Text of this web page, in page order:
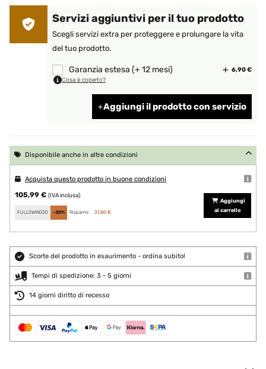
Servizi aggiuntivi per il tuo prodotto
Scegli servizi extra per proteggere e prolungare la vita
del tuo prodotto.
Garanzia estesa (+ 12 mesi) 6,90 €
Cosa è coperto?
Aggiungi il prodotto con servizio
Disponibile anche in altre condizioni
Acquista questo prodotto in buone condizioni
105,99 € (IVA inclusa)
FULLSWING30 -30% Risparmi: 31,80 €
Aggiungi
al carrello
Scorte del prodotto in esaurimento - ordina subito!
Tempi di spedizione: 3 - 5 giorni
14 giorni diritto di recesso